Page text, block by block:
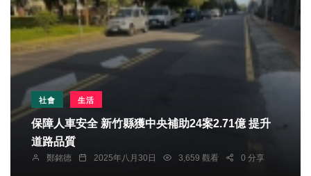
社會 生活
保障人車安全 新竹縣獲中央補助24案2.71億 提升
道路品質
鄭銘德 2025年八月30日 3,659 觀看 0 分享